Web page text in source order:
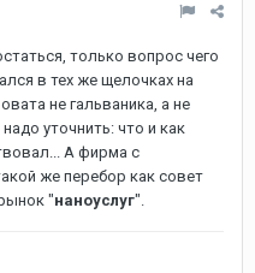
только вопрос чего
в тех же щелочках на
не гальваника, а не
уточнить: что и как
А фирма с
же перебор как совет
"наноуслуг".